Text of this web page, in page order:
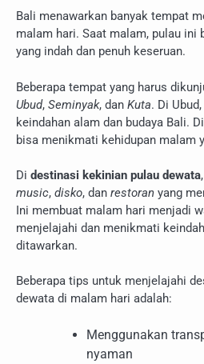
Bali menawarkan banyak tempat
malam hari. Saat malam, pulau ini
yang indah dan penuh keseruan.
Beberapa tempat yang harus
Ubud, Seminyak, dan Kuta. Di
keindahan alam dan budaya Bali.
bisa menikmati kehidupan malam
Di destinasi kekinian pulau dewata
music, disko, dan restoran yang
Ini membuat malam hari menjadi
menjelajahi dan menikmati
ditawarkan.
Beberapa tips untuk menjelajahi
dewata di malam hari adalah:
Menggunakan
nyaman